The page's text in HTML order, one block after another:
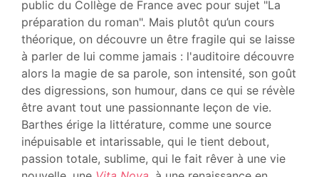
public du Collège de France avec pour sujet "La
préparation du roman". Mais plutôt qu’un cours
théorique, on découvre un être fragile qui se laisse
à parler de lui comme jamais : l'auditoire découvre
alors la magie de sa parole, son intensité, son goût
des digressions, son humour, dans ce qui se révèle
être avant tout une passionnante leçon de vie.
Barthes érige la littérature, comme une source
inépuisable et intarissable, qui le tient debout,
passion totale, sublime, qui le fait rêver à une vie